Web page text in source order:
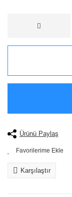
Ürünü Paylaş
Karşılaştır